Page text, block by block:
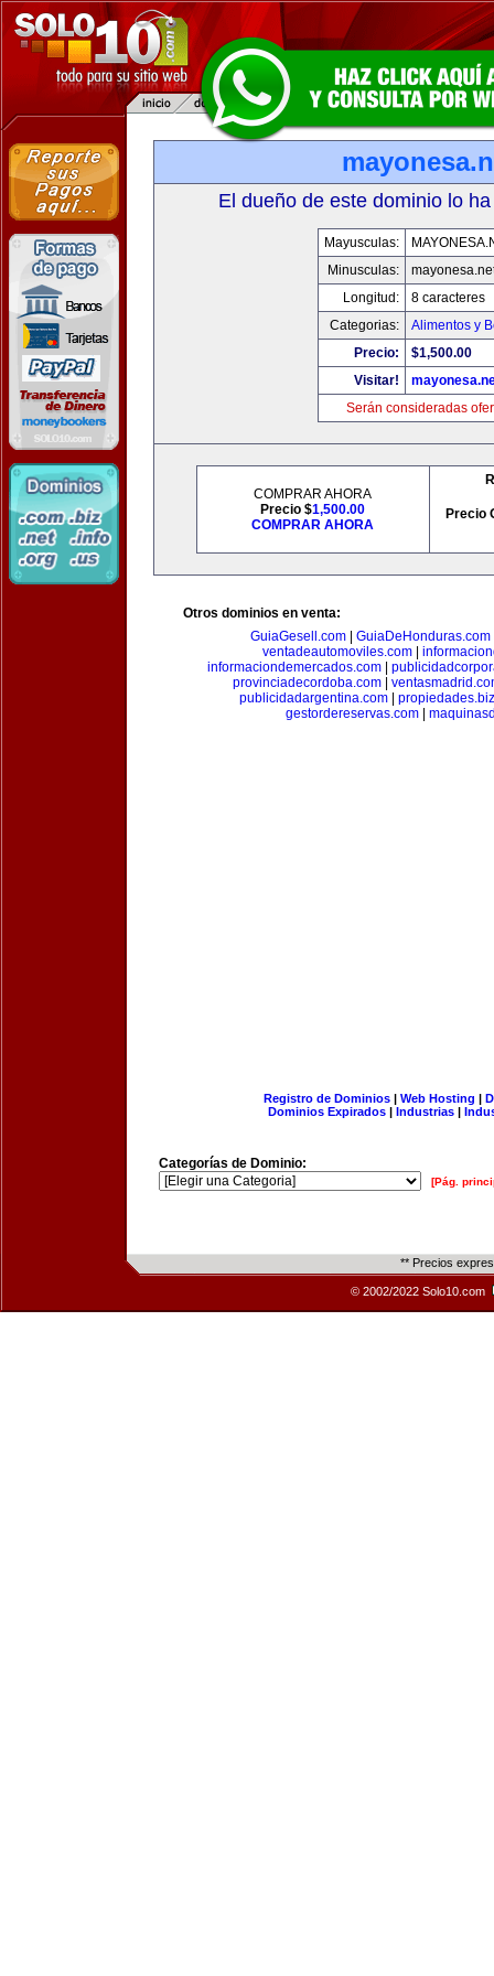
El dueño de este dominio lo
Mayusculas:
Minusculas:
Longitud:
8 caracteres
Categorias:
Alimentos y
Precio:
$1,500.00
Visitar!
Serán consideradas
COMPRAR AHORA
Precio $1,500.00
COMPRAR AHORA
Precio
Otros dominios en venta:
GuiaGesell.com
GuiaDeHonduras.com
ventadeautomoviles.com|
informaciondemercados.com|
provinciadecordoba.com
publicidadargentina.com| propiedades.biz
gestordereservas.com
Registro de Dominios| Web Hosting |
Dominios Expirados | Industrias |
Categorías de Dominio:
[Pág.
** Precios
© 2002/2022 Solo10.com